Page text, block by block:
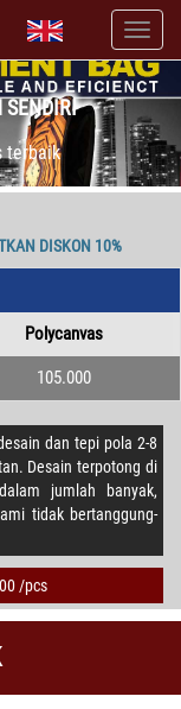
SENDIRI
terbaik
DISKON 10%
Polycanvas
105.000
dan tepi pola 2-8
Desain terpotong di
jumlah banyak,
tidak bertanggung-
/pcs